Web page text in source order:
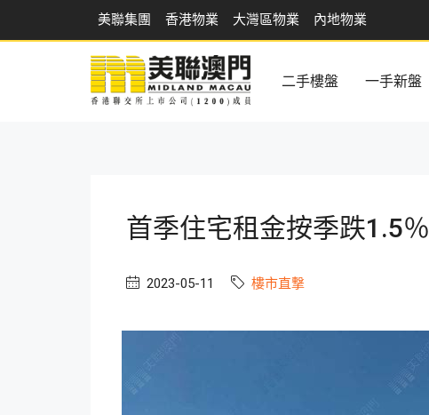
美聯集團 香港物業 大灣區物業 內地物業
二手樓盤 一手新盤
首季住宅租金按季跌1.5％
2023-05-11 樓市直撃